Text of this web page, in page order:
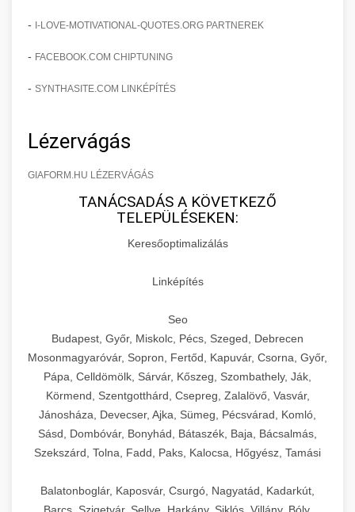
- I-LOVE-MOTIVATIONAL-QUOTES.ORG PARTNEREK
- FACEBOOK.COM CHIPTUNING
- SYNTHASITE.COM LINKÉPÍTÉS
Lézervágás
GIAFORM.HU LÉZERVÁGÁS
TANÁCSADÁS A KÖVETKEZŐ
TELEPÜLÉSEKEN:
Keresőoptimalizálás
Linképítés
Seo
Budapest, Győr, Miskolc, Pécs, Szeged, Debrecen
Mosonmagyaróvár, Sopron, Fertőd, Kapuvár, Csorna, Győr,
Pápa, Celldömölk, Sárvár, Kőszeg, Szombathely, Ják,
Körmend, Szentgotthárd, Csepreg, Zalalövő, Vasvár,
Jánosháza, Devecser, Ajka, Sümeg, Pécsvárad, Komló,
Sásd, Dombóvár, Bonyhád, Bátaszék, Baja, Bácsalmás,
Szekszárd, Tolna, Fadd, Paks, Kalocsa, Hőgyész, Tamási
Balatonboglár, Kaposvár, Csurgó, Nagyatád, Kadarkút,